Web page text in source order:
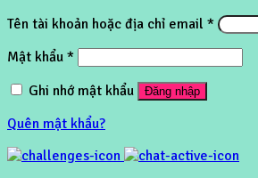
Tên tài khoản hoặc địa chỉ email *
Mật khẩu *
Ghi nhớ mật khẩu
Đăng nhập
Quên mật khẩu?